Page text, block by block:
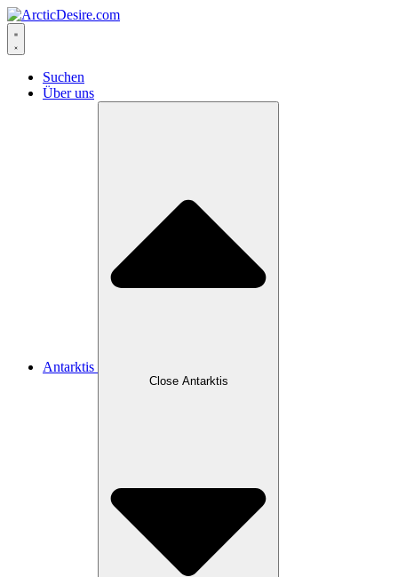
Skip
to
content
Suchen
Über uns
Antarktis
Close Antarktis